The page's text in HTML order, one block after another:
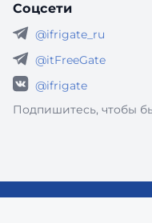
Соцсети
@ifrigate_ru
@itFreeGate
@ifrigate
Подпишитесь, чтобы